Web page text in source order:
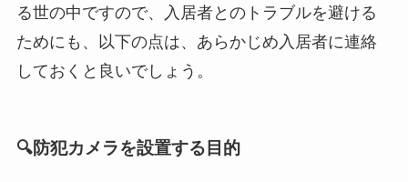
る世の中ですので、入居者とのトラブルを避ける
ためにも、以下の点は、あらかじめ入居者に連絡
しておくと良いでしょう。
🔍防犯カメラを設置する目的